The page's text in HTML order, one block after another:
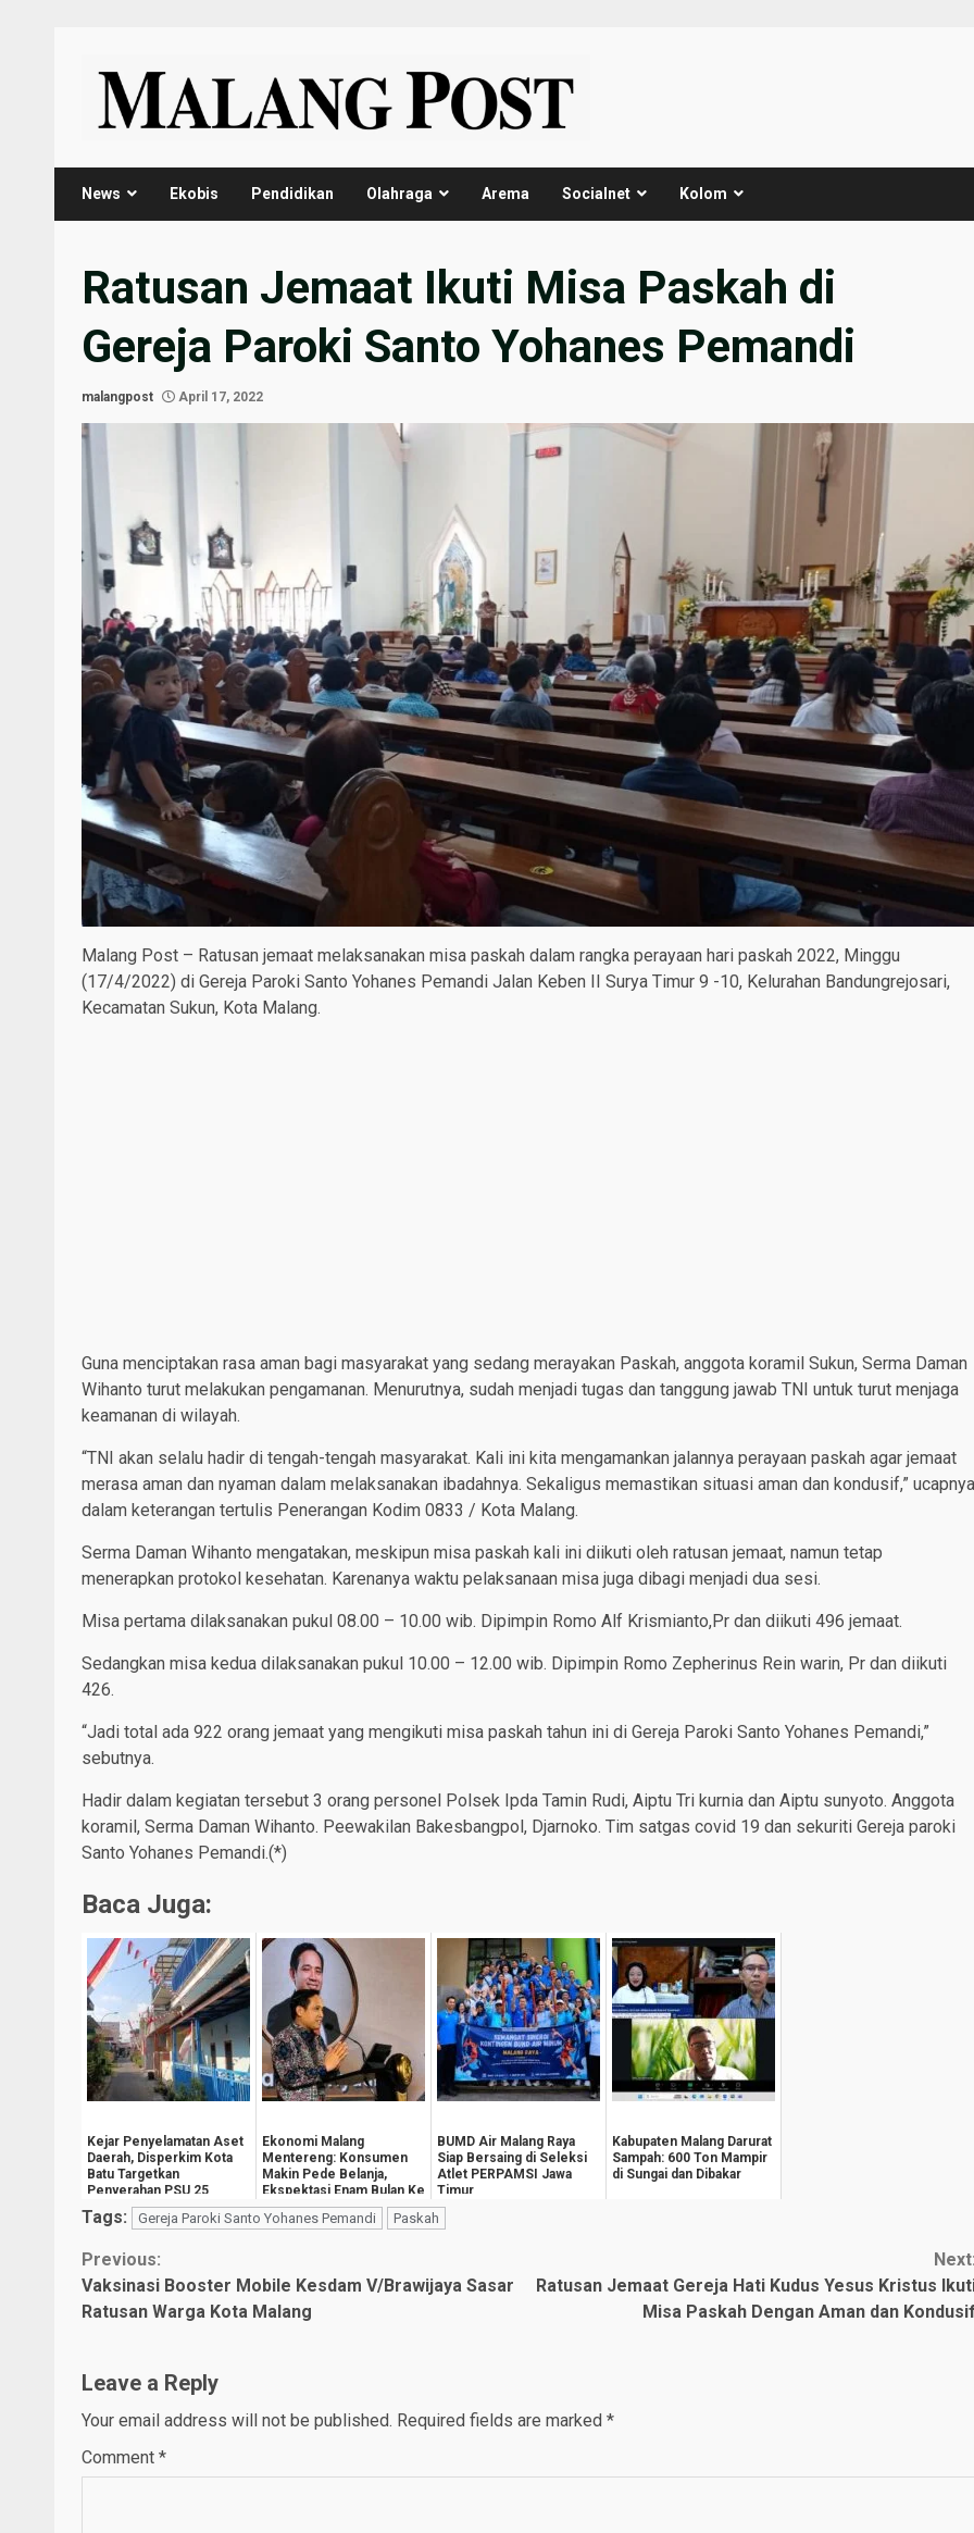
content
News Ekobis Pendidikan Olahraga Arema Socialnet Kolom
Ratusan Jemaat Ikuti Misa Paskah di
Gereja Paroki Santo Yohanes Pemandi
malangpost April 17, 2022
Malang Post – Ratusan jemaat melaksanakan misa paskah dalam rangka perayaan hari paskah 2022, Minggu
(17/4/2022) di Gereja Paroki Santo Yohanes Pemandi Jalan Keben II Surya Timur 9 -10, Kelurahan Bandungrejosari,
Kecamatan Sukun, Kota Malang.
Guna menciptakan rasa aman bagi masyarakat yang sedang merayakan Paskah, anggota koramil Sukun, Serma Daman
Wihanto turut melakukan pengamanan. Menurutnya, sudah menjadi tugas dan tanggung jawab TNI untuk turut menjaga
keamanan di wilayah.
“TNI akan selalu hadir di tengah-tengah masyarakat. Kali ini kita mengamankan jalannya perayaan paskah agar jemaat
merasa aman dan nyaman dalam melaksanakan ibadahnya. Sekaligus memastikan situasi aman dan kondusif,” ucapnya
dalam keterangan tertulis Penerangan Kodim 0833 / Kota Malang.
Serma Daman Wihanto mengatakan, meskipun misa paskah kali ini diikuti oleh ratusan jemaat, namun tetap
menerapkan protokol kesehatan. Karenanya waktu pelaksanaan misa juga dibagi menjadi dua sesi.
Misa pertama dilaksanakan pukul 08.00 – 10.00 wib. Dipimpin Romo Alf Krismianto,Pr dan diikuti 496 jemaat.
Sedangkan misa kedua dilaksanakan pukul 10.00 – 12.00 wib. Dipimpin Romo Zepherinus Rein warin, Pr dan diikuti
426.
“Jadi total ada 922 orang jemaat yang mengikuti misa paskah tahun ini di Gereja Paroki Santo Yohanes Pemandi,”
sebutnya.
Hadir dalam kegiatan tersebut 3 orang personel Polsek Ipda Tamin Rudi, Aiptu Tri kurnia dan Aiptu sunyoto. Anggota
koramil, Serma Daman Wihanto. Peewakilan Bakesbangpol, Djarnoko. Tim satgas covid 19 dan sekuriti Gereja paroki
Santo Yohanes Pemandi.(*)
Baca Juga:
Kejar Penyelamatan Aset
Daerah, Disperkim Kota
Batu Targetkan
Penyerahan PSU 25
Perumahan Tahun Ini
Ekonomi Malang
Mentereng: Konsumen
Makin Pede Belanja,
Ekspektasi Enam Bulan Ke
Depan Tembus 139,0
BUMD Air Malang Raya
Siap Bersaing di Seleksi
Atlet PERPAMSI Jawa
Timur
Kabupaten Malang Darurat
Sampah: 600 Ton Mampir
di Sungai dan Dibakar
Tags: Gereja Paroki Santo Yohanes Pemandi Paskah
Continue
Reading
Previous:
Vaksinasi Booster Mobile Kesdam V/Brawijaya Sasar
Ratusan Warga Kota Malang
Ratusan Jemaat Gereja Hati Kudus Yesus Kristus
Misa Paskah Dengan Aman dan
Leave a Reply
Your email address will not be published. Required fields are marked *
Comment *